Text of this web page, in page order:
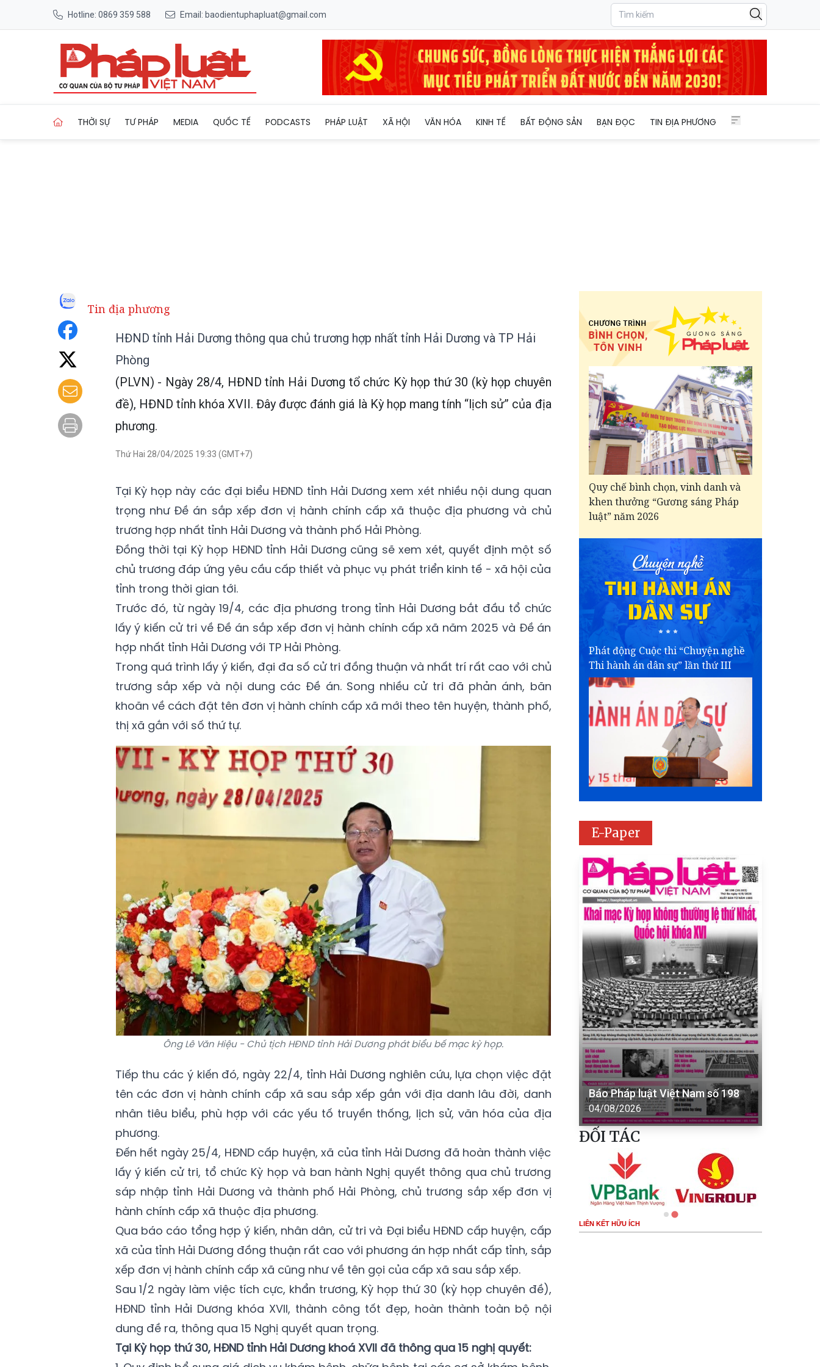
Hotline: 0869 359 588 Email: baodientuphapluat@gmail.com
THỜI SỰ TƯ PHÁP MEDIA QUỐC TẾ PODCASTS PHÁP LUẬT XÃ HỘI VĂN HÓA KINH TẾ BẤT ĐỘNG SẢN BẠN ĐỌC TIN ĐỊA PHƯƠNG
Tin địa phương
HĐND tỉnh Hải Dương thông qua chủ trương hợp nhất tỉnh Hải Dương và TP Hải
Phòng
(PLVN) - Ngày 28/4, HĐND tỉnh Hải Dương tổ chức Kỳ họp thứ 30 (kỳ họp chuyên
đề), HĐND tỉnh khóa XVII. Đây được đánh giá là Kỳ họp mang tính “lịch sử” của địa
phương.
Thứ Hai 28/04/2025 19:33 (GMT+7)
Tại Kỳ họp này các đại biểu HĐND tỉnh Hải Dương xem xét nhiều nội dung quan
trọng như Đề án sắp xếp đơn vị hành chính cấp xã thuộc địa phương và chủ
trương hợp nhất tỉnh Hải Dương và thành phố Hải Phòng.
Đồng thời tại Kỳ họp HĐND tỉnh Hải Dương cũng sẽ xem xét, quyết định một số
chủ trương đáp ứng yêu cầu cấp thiết và phục vụ phát triển kinh tế - xã hội của
tỉnh trong thời gian tới.
Trước đó, từ ngày 19/4, các địa phương trong tỉnh Hải Dương bắt đầu tổ chức
lấy ý kiến cử tri về Đề án sắp xếp đơn vị hành chính cấp xã năm 2025 và Đề án
hợp nhất tỉnh Hải Dương với TP Hải Phòng.
Trong quá trình lấy ý kiến, đại đa số cử tri đồng thuận và nhất trí rất cao với chủ
trương sắp xếp và nội dung các Đề án. Song nhiều cử tri đã phản ánh, băn
khoăn về cách đặt tên đơn vị hành chính cấp xã mới theo tên huyện, thành phố,
thị xã gắn với số thứ tự.
Ông Lê Văn Hiệu - Chủ tịch HĐND tỉnh Hải Dương phát biểu bế mạc kỳ họp.
Tiếp thu các ý kiến đó, ngày 22/4, tỉnh Hải Dương nghiên cứu, lựa chọn việc đặt
tên các đơn vị hành chính cấp xã sau sắp xếp gắn với địa danh lâu đời, danh
nhân tiêu biểu, phù hợp với các yếu tố truyền thống, lịch sử, văn hóa của địa
phương.
Đến hết ngày 25/4, HĐND cấp huyện, xã của tỉnh Hải Dương đã hoàn thành việc
lấy ý kiến cử tri, tổ chức Kỳ họp và ban hành Nghị quyết thông qua chủ trương
sáp nhập tỉnh Hải Dương và thành phố Hải Phòng, chủ trương sắp xếp đơn vị
hành chính cấp xã thuộc địa phương.
Qua báo cáo tổng hợp ý kiến, nhân dân, cử tri và Đại biểu HĐND cấp huyện, cấp
xã của tỉnh Hải Dương đồng thuận rất cao với phương án hợp nhất cấp tỉnh, sắp
xếp đơn vị hành chính cấp xã cũng như về tên gọi của cấp xã sau sắp xếp.
Sau 1/2 ngày làm việc tích cực, khẩn trương, Kỳ họp thứ 30 (kỳ họp chuyên đề),
HĐND tỉnh Hải Dương khóa XVII, thành công tốt đẹp, hoàn thành toàn bộ nội
dung đề ra, thông qua 15 Nghị quyết quan trọng.
Tại Kỳ họp thứ 30, HĐND tỉnh Hải Dương khoá XVII đã thông qua 15 nghị quyết:
Quy chế bình chọn, vinh danh và
khen thưởng “Gương sáng Pháp
luật” năm 2026
Phát động Cuộc thi “Chuyện nghề
Thi hành án dân sự” lần thứ III
E-Paper
Báo Pháp luật Việt Nam số 198
04/08/2026
ĐỐI TÁC
LIÊN KẾT HỮU ÍCH